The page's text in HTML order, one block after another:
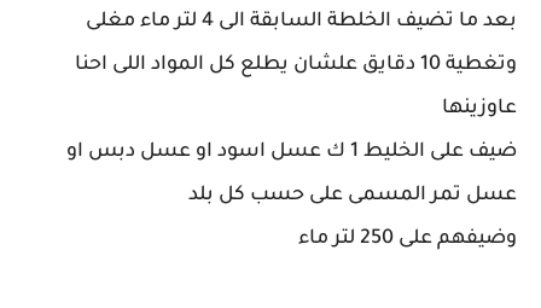
بعد ما تضيف الخلطة السابقة الى 4 لتر ماء مغلى
وتغطية 10 دقايق علشان يطلع كل المواد اللى احنا
عاوزينها
ضيف على الخليط 1 ك عسل اسود او عسل دبس او
عسل تمر المسمى على حسب كل بلد
وضيفهم على 250 لتر ماء